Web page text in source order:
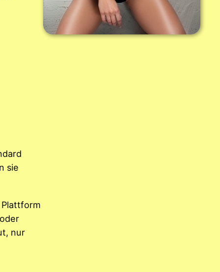
sie
nur